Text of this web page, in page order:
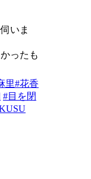
いま
ったも
里#花香
#目を閉